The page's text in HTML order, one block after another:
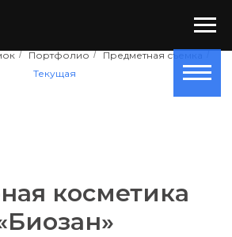
/ Портфолио / Предметная съемка
Текущая
косметика